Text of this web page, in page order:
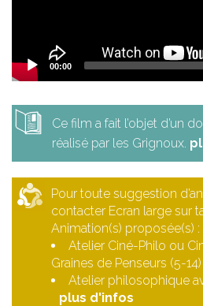
00:00
Ce film a fait l’objet d’un
réalisé par les Grignoux.
Pour toute suggestion
contacter Ecran large sur
Animation(s) proposée(s) :
Atelier Ciné-Philo ou
Graines de Penseurs (5-14)
Atelier philosophique
plus d'infos